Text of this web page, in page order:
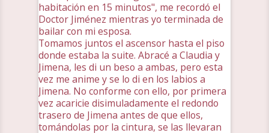
habitación en 15 minutos", me recordó el
Doctor Jiménez mientras yo terminada de
bailar con mi esposa.
Tomamos juntos el ascensor hasta el piso
donde estaba la suite. Abracé a Claudia y
Jimena, les di un beso a ambas, pero esta
vez me anime y se lo di en los labios a
Jimena. No conforme con ello, por primera
vez acaricie disimuladamente el redondo
trasero de Jimena antes de que ellos,
tomándolas por la cintura, se las llevaran